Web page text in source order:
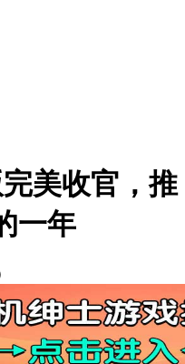
美收官，推
一年